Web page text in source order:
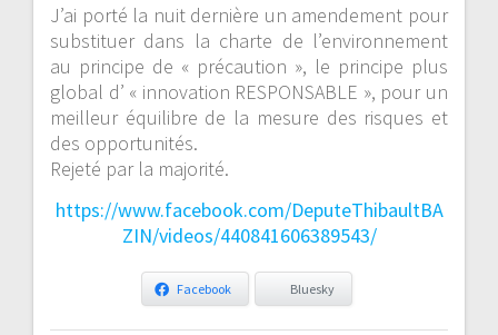
J’ai porté la nuit dernière un amendement pour
substituer dans la charte de l’environnement
au principe de « précaution », le principe plus
global d’ « innovation RESPONSABLE », pour un
meilleur équilibre de la mesure des risques et
des opportunités.
Rejeté par la majorité.
https://www.facebook.com/DeputeThibaultBA
ZIN/videos/440841606389543/
Facebook Bluesky